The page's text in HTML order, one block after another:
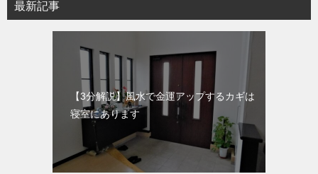
最新記事
【3分解説】風水で金運アップするカギは
寝室にあります